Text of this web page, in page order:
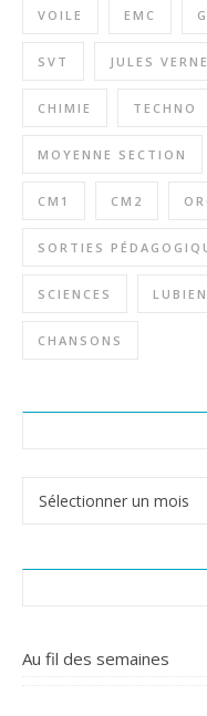
VOILE EMC
SVT JULES VERNE
CHIMIE TECHNO
MOYENNE SECTION
CM1 CM2
SORTIES
SCIENCES
CHANSONS
Au fil des semaines